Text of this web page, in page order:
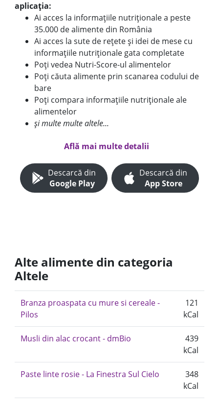
aplicația:
Ai acces la informațiile nutriționale a peste
35.000 de alimente din România
Ai acces la sute de rețete și idei de mese cu
informațiile nutriționale gata completate
Poți vedea Nutri-Score-ul alimentelor
Poți căuta alimente prin scanarea codului de
bare
Poți compara informațiile nutriționale ale
alimentelor
și multe multe altele...
Află mai multe detalii
Descarcă din
Google Play
Descarcă din
App Store
Alte alimente din categoria
Altele
Branza proaspata cu mure si cereale -
Pilos
121
kCal
Musli din alac crocant - dmBio
439
kCal
Paste linte rosie - La Finestra Sul Cielo
348
kCal